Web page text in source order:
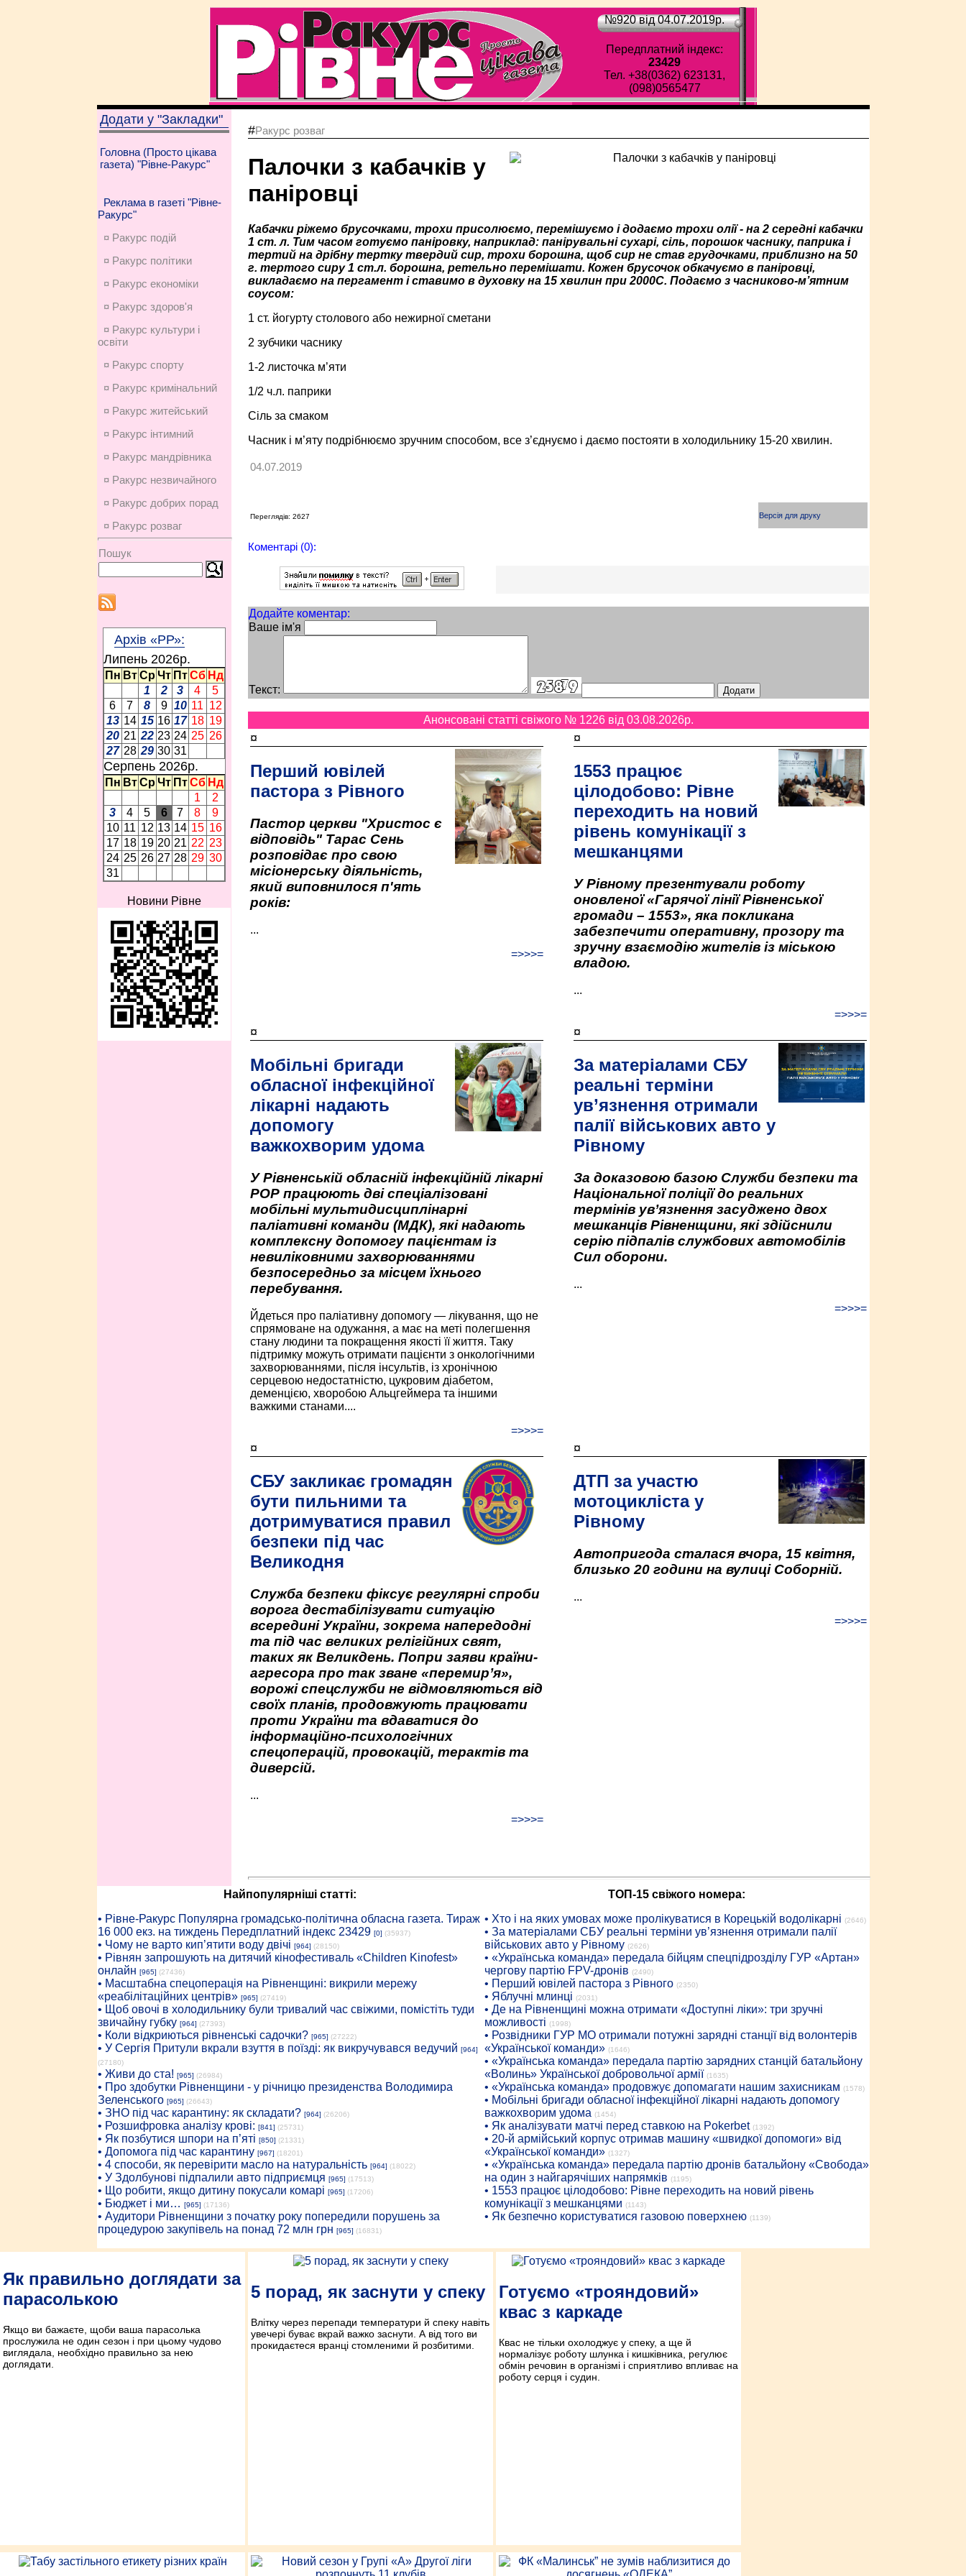
№920 від 04.07.2019p.
Передплатний індекс:
23429
Тел. +38(0362) 623131,
(098)0565477
Додати у "Закладки"
Головна (Просто цікава
газета) "Рівне-Ракурс"
Реклама в газеті "Рівне-
Ракурс"
¤ Ракурс подій
¤ Ракурс політики
¤ Ракурс економiки
¤ Ракурс здоров'я
¤ Ракурс культури і
освіти
¤ Ракурс спорту
¤ Ракурс кримінальний
¤ Ракурс житейський
¤ Ракурс інтимний
¤ Ракурс мандрівника
¤ Ракурс незвичайного
¤ Ракурс добрих порад
¤ Ракурс розваг
Пошук
Архів «РР»:
Липень 2026p.
Пн Вт Ср Чт Пт Сб Нд
1
2 3 4
5
6
7 8 9 10 11 12
13 14 15 16 17 18 19
20 21 22 23 24 25 26
27 28 29 30 31
Серпень 2026p.
Пн Вт Ср Чт Пт Сб Нд
1
2
3
4 5 6 7 8
9
10 11 12 13 14 15 16
17 18 19 20 21 22 23
24 25 26 27 28 29 30
31
Новини Рівне
#Ракурс розваг
Палочки з кабачків у
паніровці
Кабачки ріжемо брусочками, трохи присолюємо, перемішуємо і додаємо трохи олії - на 2 середні кабачки
1 ст. л. Тим часом готуємо паніровку, наприклад: панірувальні сухарі, сіль, порошок часнику, паприка і
тертий на дрібну тертку твердий сир, трохи борошна, щоб сир не став грудочками, приблизно на 50
г. тертого сиру 1 ст.л. борошна, ретельно перемішати. Кожен брусочок обкачуємо в паніровці,
викладаємо на пергамент і ставимо в духовку на 15 хвилин при 2000С. Подаємо з часниково-м’ятним
соусом:
1 ст. йогурту столового або нежирної сметани
2 зубчики часнику
1-2 листочка м’яти
1/2 ч.л. паприки
Сіль за смаком
Часник і м’яту подрібнюємо зручним способом, все з’єд­нує­мо і даємо постояти в холодиль­нику 15-20 хвилин.
04.07.2019
Переглядів: 2627 Версія для друку
Коментарі (0):
Додайте коментар:
Ваше ім'я
Текст:
Анонсовані статті свіжого № 1226 від 03.08.2026p.
¤
Перший ювілей
пастора з Рівного
Пастор церкви "Христос є
відповідь" Тарас Сень
розповідає про свою
місіонерську діяльність,
який виповнилося п'ять
років:
...
=>>>=
¤
1553 працює
цілодобово: Рівне
переходить на новий
рівень комунікації з
мешканцями
У Рівному презентували роботу
оновленої «Гарячої лінії Рівненської
громади – 1553», яка покликана
забезпечити оперативну, прозору та
зручну взаємодію жителів із міською
владою.
...
=>>>=
¤
Мобільні бригади
обласної інфекційної
лікарні надають
допомогу
важкохворим удома
У Рівненській обласній інфекційній лікарні
РОР працюють дві спеціалізовані
мобільні мультидисциплінарні
паліативні команди (МДК), які надають
комплексну допомогу пацієнтам із
невиліковними захворюваннями
безпосередньо за місцем їхнього
перебування.
Йдеться про паліативну допомогу — лікування, що не
спрямоване на одужання, а має на меті полегшення
стану людини та покращення якості її життя. Таку
підтримку можуть отримати пацієнти з онкологічними
захворюваннями, після інсультів, із хронічною
серцевою недостатністю, цукровим діабетом,
деменцією, хворобою Альцгеймера та іншими
важкими станами....
=>>>=
¤
За матеріалами СБУ
реальні терміни
ув’язнення отримали
палії військових авто у
Рівному
За доказовою базою Служби безпеки та
Національної поліції до реальних
термінів ув’язнення засуджено двох
мешканців Рівненщини, які здійснили
серію підпалів службових автомобілів
Сил оборони.
...
=>>>=
¤
СБУ закликає громадян
бути пильними та
дотримуватися правил
безпеки під час
Великодня
Служба безпеки фіксує регулярні спроби
ворога дестабілізувати ситуацію
всередині України, зокрема напередодні
та під час великих релігійних свят,
таких як Великдень. Попри заяви країни-
агресора про так зване «перемир’я»,
ворожі спецслужби не відмовляються від
своїх планів, продовжують працювати
проти України та вдаватися до
інформаційно-психологічних
спецоперацій, провокацій, терактів та
диверсій.
...
=>>>=
¤
ДТП за участю
мотоцикліста у
Рівному
Автопригода сталася вчора, 15 квітня,
близько 20 години на вулиці Соборній.
...
=>>>=
Найпопулярніші статті:
• Рiвне-Ракурс Популярна громадсько-політична обласна газета. Тираж
16 000 екз. на тиждень Передплатний індекс 23429 [0] (35937)
• Чому не варто кип’ятити воду двічі [964] (28150)
• Рівнян запрошують на дитячий кінофестиваль «Children Kinofest»
онлайн [965] (27436)
• Масштабна спецоперація на Рівненщині: викрили мережу
«реабілітаційних центрів» [965] (27419)
• Щоб овочі в холодильнику були тривалий час свіжими, помістіть туди
звичайну губку [964] (27393)
• Коли відкриються рівненські садочки? [965] (27222)
• У Сергія Притули вкрали взуття в поїзді: як викручувався ведучий [964]
(27180)
• Живи до ста! [965] (26984)
• Про здобутки Рівненщини - у річницю президенства Володимира
Зеленського [965] (26643)
• ЗНО під час карантину: як складати? [964] (26206)
• Розшифровка аналізу крові: [841] (25731)
• Як позбутися шпори на п’яті [850] (21331)
• Допомога під час карантину [967] (18201)
• 4 способи, як перевірити масло на натуральність [964] (18022)
• У Здолбунові підпалили авто підприємця [965] (17513)
• Що робити, якщо дитину покусали комарі [965] (17206)
• Бюджет і ми… [965] (17136)
• Аудитори Рівненщини з початку року попередили порушень за
процедурою закупівель на понад 72 млн грн [965] (16831)
ТОП-15 свіжого номера:
• Хто і на яких умовах може пролікуватися в Корецькій водолікарні (2646)
• За матеріалами СБУ реальні терміни ув’язнення отримали палії
військових авто у Рівному (2626)
• «Українська команда» передала бійцям спецпідрозділу ГУР «Артан»
чергову партію FPV-дронів (2490)
• Перший ювілей пастора з Рівного (2350)
• Яблучні млинці (2031)
• Де на Рівненщині можна отримати «Доступні ліки»: три зручні
можливості (1998)
• Розвідники ГУР МО отримали потужні зарядні станції від волонтерів
«Української команди» (1646)
• «Українська команда» передала партію зарядних станцій батальйону
«Волинь» Української добровольчої армії (1635)
• «Українська команда» продовжує допомагати нашим захисникам (1578)
• Мобільні бригади обласної інфекційної лікарні надають допомогу
важкохворим удома (1454)
• Як аналізувати матчі перед ставкою на Pokerbet (1392)
• 20-й армійський корпус отримав машину «швидкої допомоги» від
«Української команди» (1327)
• «Українська команда» передала партію дронів батальйону «Свобода»
на один з найгарячіших напрямків (1195)
• 1553 працює цілодобово: Рівне переходить на новий рівень
комунікації з мешканцями (1143)
• Як безпечно користуватися газовою поверхнею (1139)
Як правильно доглядати за
парасолькою
Якщо ви бажаєте, щоби ваша парасолька
прослужила не один сезон і при цьому чудово
виглядала, необхідно правильно за нею
доглядати.
5 порад, як заснути у спеку
Влітку через перепади температури й спеку навіть
увечері буває вкрай важко заснути. А від того ви
прокидаєтеся вранці стомленими й розбитими.
Готуємо «трояндовий»
квас з каркаде
Квас не тільки охолоджує у спеку, а ще й
нормалізує роботу шлунка і кишківника, регулює
обмін речовин в організмі і сприятливо впливає на
роботу серця і судин.